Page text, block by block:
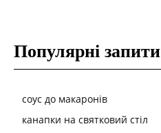
Популярні запити
соус до макаронів
канапки на святковий стіл